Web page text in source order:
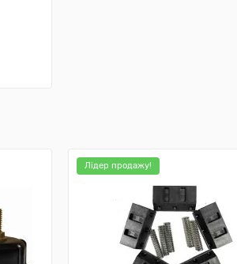
Лідер продажу!